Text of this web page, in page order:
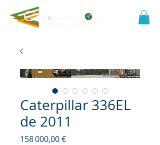
Caterpillar 336EL
de 2011
158 000,00 €Prix